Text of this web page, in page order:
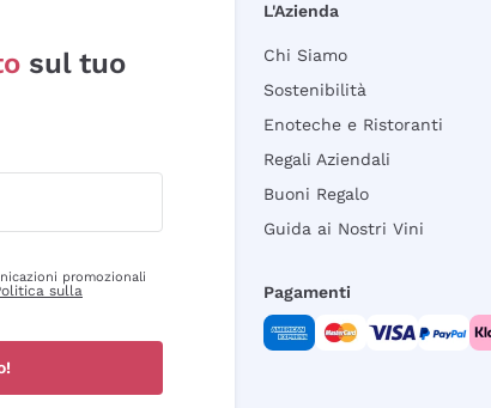
sul tuo
promozionali
sulla
L'Azienda
Chi Siamo
Sostenibilità
Enoteche e Ristoranti
Regali Aziendali
Buoni Regalo
Guida ai Nostri Vini
Pagamenti